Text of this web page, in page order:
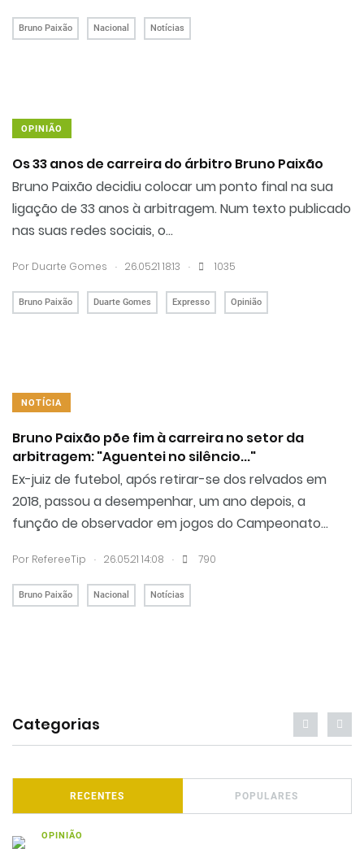
Bruno Paixão Nacional Notícias
OPINIÃO
Os 33 anos de carreira do árbitro Bruno Paixão
Bruno Paixão decidiu colocar um ponto final na sua
ligação de 33 anos à arbitragem. Num texto publicado
nas suas redes sociais, o...
Por Duarte Gomes . 26.05.21 18:13 . 1035
Bruno Paixão Duarte Gomes Expresso Opinião
NOTÍCIA
Bruno Paixão põe fim à carreira no setor da
arbitragem: "Aguentei no silêncio..."
Ex-juiz de futebol, após retirar-se dos relvados em
2018, passou a desempenhar, um ano depois, a
função de observador em jogos do Campeonato...
Por RefereeTip . 26.05.21 14:08 . 790
Bruno Paixão Nacional Notícias
Categorias
RECENTES POPULARES
OPINIÃO